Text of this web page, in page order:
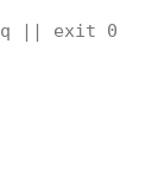
|| exit 0